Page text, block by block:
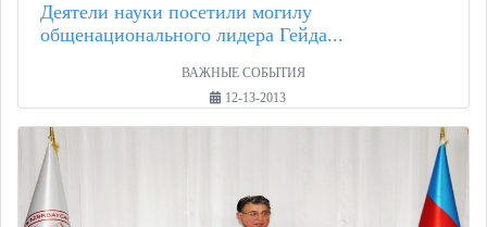
Деятели науки посетили могилу
общенационального лидера Гейда...
ВАЖНЫЕ СОБЫТИЯ
12-13-2013